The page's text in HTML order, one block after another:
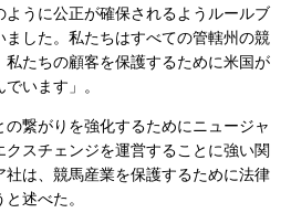
ように公正が確保されるようルールブ
ました。私たちはすべての管轄州の競
たちの顧客を保護するために米国が
います」。
繋がりを強化するためにニュージャ
スチェンジを運営することに強い関
は、競馬産業を保護するために法律
述べた。